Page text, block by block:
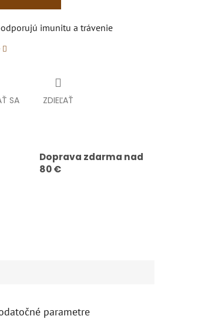
imunitu a trávenie
SA ZDIEĽAŤ
Doprava zdarma nad
80 €
parametre